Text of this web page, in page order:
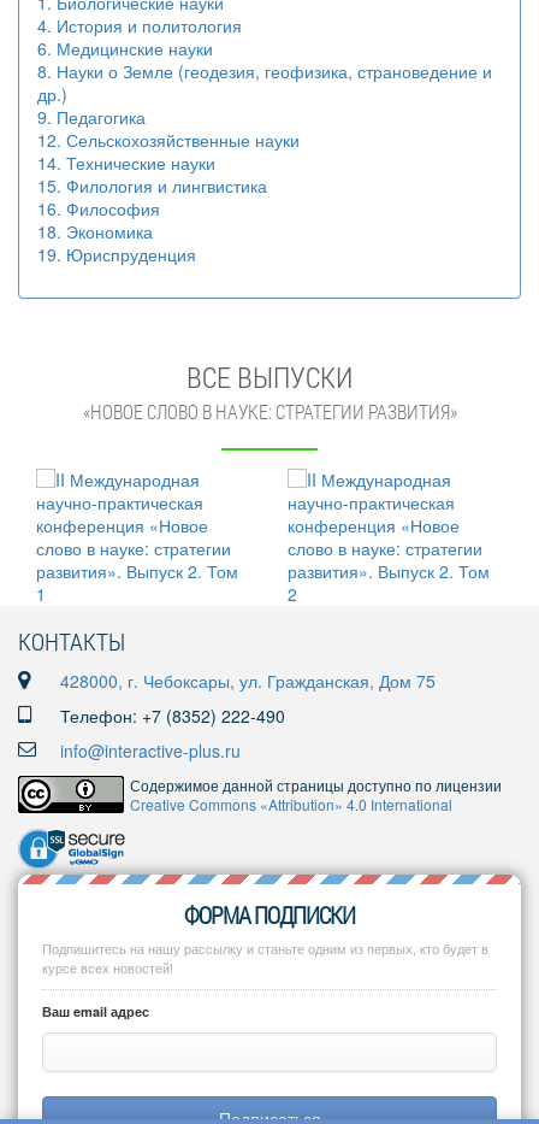
4. История и политология
6. Медицинские науки
8. Науки о Земле (геодезия, геофизика, страноведение и
др.)
9. Педагогика
12. Сельскохозяйственные науки
14. Технические науки
15. Филология и лингвистика
16. Философия
18. Экономика
19. Юриспруденция
ВСЕ ВЫПУСКИ
«НОВОЕ СЛОВО В НАУКЕ: СТРАТЕГИИ РАЗВИТИЯ»
КОНТАКТЫ
428000, г. Чебоксары, ул. Гражданская, Дом 75
Телефон: +7 (8352) 222-490
info@interactive-plus.ru
Содержимое данной страницы доступно по лицензии
Creative Commons «Attribution» 4.0 International
ФОРМА ПОДПИСКИ
Подпишитесь на нашу рассылку и станьте одним из первых, кто будет в
курсе всех новостей!
Ваш email адрес
Подписаться